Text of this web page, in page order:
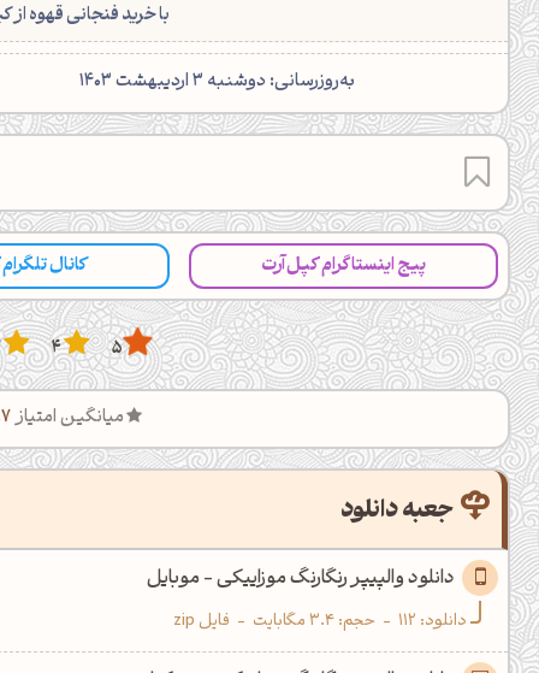
با خرید فنجانی قهوه
‌به‌روزرسانی: دوشنبه 3 اردیبهشت 1403
پیج اینستاگرام کپل‌آرت کانال
5
4
میانگین امتیاز
جعبه دانلود
دانلود والپیپر رنگارنگ موزاییکی - موبایل
دانلود: 112
- حجم: 3.4 مگابایت - فایل zip
شبت بخیر❤️
کپل‌آرت رو دنبال کن!
کانال تلگرام اینستاگرام
اَپ اندروید اَپ ویندوز